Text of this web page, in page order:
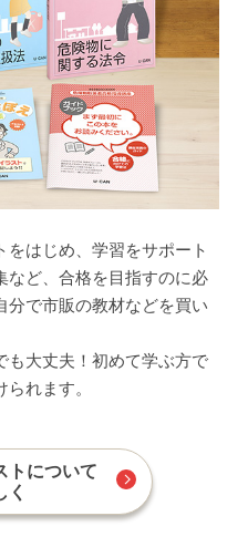
はじめ、学習をサポート
など、合格を目指すのに必
分で市販の教材などを買い
も大丈夫！初めて学ぶ方で
れます。
トについて
く